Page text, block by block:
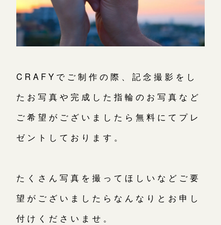
CRAFYでご制作の際、記念撮影をし
たお写真や完成した指輪のお写真など
ご希望がございましたら無料にてプレ
ゼントしております。
たくさん写真を撮ってほしいなどご要
望がございましたらなんなりとお申し
付けくださいませ。